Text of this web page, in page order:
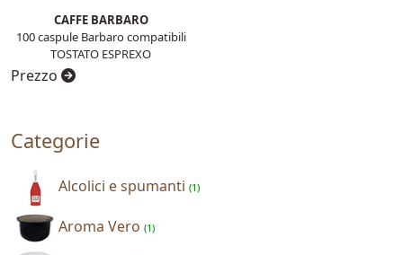
CAFFE BARBARO
100 caspule Barbaro compatibili
TOSTATO ESPREXO
Prezzo
Categorie
Alcolici e spumanti (1)
Aroma Vero (1)